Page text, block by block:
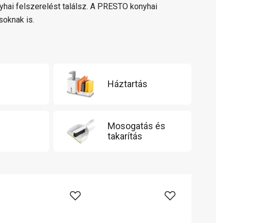
felszerelést találsz. A PRESTO konyhai
is.
Háztartás
Mosogatás és
takarítás